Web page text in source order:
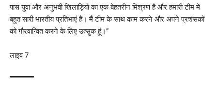
पास युवा और अनुभवी खिलाड़ियों का एक बेहतरीन मिश्रण है और हमारी टीम में
बहुत सारी भारतीय प्रतिभाएं हैं। मैं टीम के साथ काम करने और अपने प्रशंसकों
को गौरवान्वित करने के लिए उत्सुक हूं।”
लाइव 7